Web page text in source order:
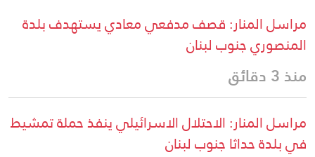
مراسل المنار: قصف مدفعي معادي يستهدف بلدة
المنصوري جنوب لبنان
منذ 3 دقائق
مراسل المنار: الاحتلال الاسرائيلي ينفذ حملة تمشيط
في بلدة حداثا جنوب لبنان